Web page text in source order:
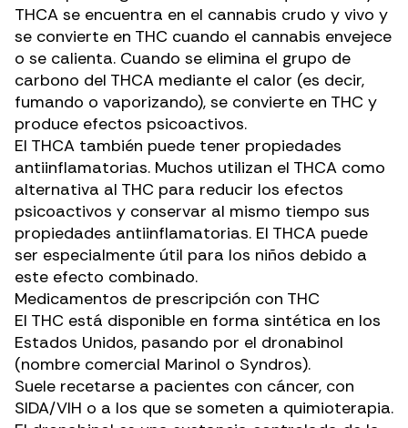
THCA se encuentra en el cannabis crudo y vivo y
se convierte en THC cuando el cannabis envejece
o se calienta. Cuando se elimina el grupo de
carbono del THCA mediante el calor (es decir,
fumando o vaporizando), se convierte en THC y
produce efectos psicoactivos.
El THCA también puede tener propiedades
antiinflamatorias. Muchos utilizan el THCA como
alternativa al THC para reducir los efectos
psicoactivos y conservar al mismo tiempo sus
propiedades antiinflamatorias. El THCA puede
ser especialmente útil para los niños debido a
este efecto combinado.
Medicamentos de prescripción con THC
El THC está disponible en forma sintética en los
Estados Unidos, pasando por el dronabinol
(nombre comercial Marinol o Syndros).
Suele recetarse a pacientes con cáncer, con
SIDA/VIH o a los que se someten a quimioterapia.